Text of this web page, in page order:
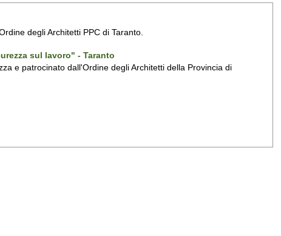
degli Architetti PPC di Taranto.
sul lavoro" - Taranto
e patrocinato dall'Ordine degli Architetti della Provincia di